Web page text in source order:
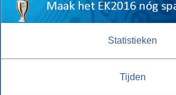
Statistieken
Tijden